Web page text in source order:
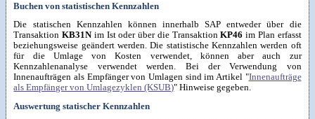
Buchen von statistischen Kennzahlen
Die statischen Kennzahlen können innerhalb SAP entweder über die
TransaktionKB31N im Ist oder über die TransaktionKP46im Plan erfasst
beziehungsweise geändert werden. Die statistische Kennzahlen werden oft
für die Umlage von Kosten verwendet, können aber auch zur
Kennzahlenanalyse verwendet werden. Bei der Verwendung von
Innenaufträgen als Empfänger von Umlagen sind im Artikel "Innenaufträge
als Empfänger von Umlagezyklen (KSUB)" Hinweise gegeben.
Auswertung statischer Kennzahlen